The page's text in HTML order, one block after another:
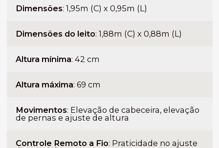
Dimensões: 1,95m (C) x 0,95m (L)
Dimensões do leito: 1,88m (C) x 0,88m (L)
Altura mínima: 42 cm
Altura máxima: 69 cm
Movimentos: Elevação de cabeceira, elevação
de pernas e ajuste de altura
Controle Remoto a Fio: Praticidade no ajuste